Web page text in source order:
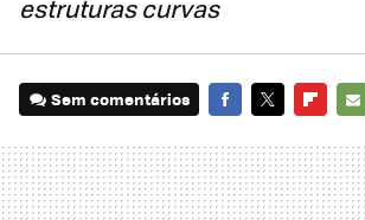
estruturas curvas
Sem comentários